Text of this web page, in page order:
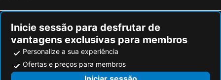
Plaza Egaña
Plaza Las Lilas
Plaza Ñunoa
Teatro universidad católica
Plaza Armenia
Espacio Riesco Convention Center
Plaza Pedro de Valdivia
Cachagua
Inicie sessão para desfrutar de
vantagens exclusivas para membros
Personalize a sua experiência
Ofertas e preços para membros